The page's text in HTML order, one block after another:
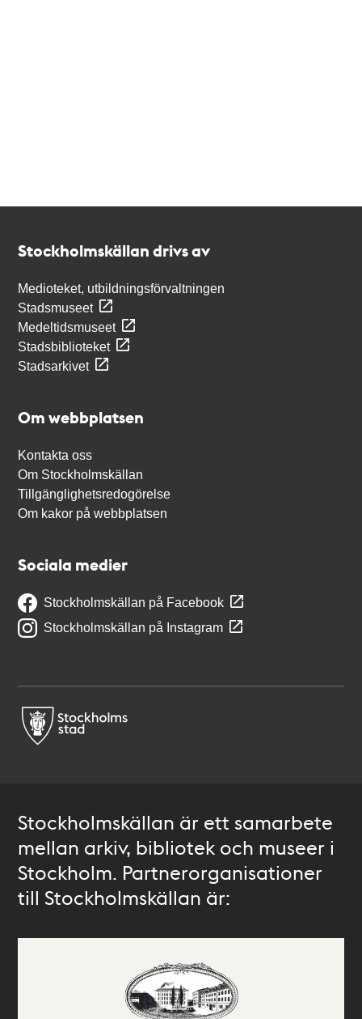
Stockholmskällan drivs av
Medioteket, utbildningsförvaltningen
Stadsmuseet
Medeltidsmuseet
Stadsbiblioteket
Stadsarkivet
Om webbplatsen
Kontakta oss
Om Stockholmskällan
Tillgänglighetsredogörelse
Om kakor på webbplatsen
Sociala medier
Stockholmskällan på Facebook
Stockholmskällan på Instagram
Stockholmskällan är ett samarbete
mellan arkiv, bibliotek och museer i
Stockholm. Partnerorganisationer
till Stockholmskällan är: